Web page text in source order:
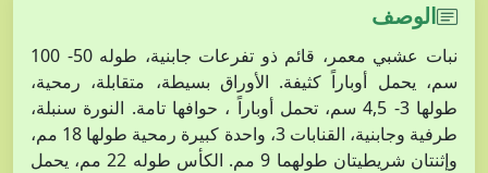
الوصف
نبات عشبي معمر، قائم ذو تفرعات جابنية، طوله 50- 100
سم، يحمل أوباراً كثيفة. الأوراق بسيطة، متقابلة، رمحية،
طولها 3- 4,5 سم، تحمل أوباراً ، حوافها تامة. النورة سنبلة،
طرفية وجابنية، القنابات 3، واحدة كبيرة رمحية طولها 18 مم،
وإثنتان شريطيتان طولهما 9 مم. الكأس طوله 22 مم، يحمل